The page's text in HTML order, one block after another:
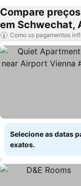
Compare
em Schwechat,
Como os pagamentos
Selecione as datas
exatos.